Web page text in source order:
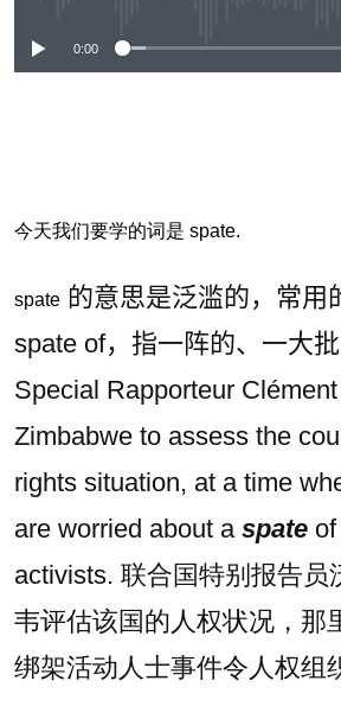
关注西藏
0:00
今天我们要学的词是 spate.
spate 的意思是泛滥的，常用
spate of，指一阵的、一大
Special Rapporteur Clément
Zimbabwe to assess the
rights situation, at a time
are worried about a spate
activists. 联合国特别报告员
韦评估该国的人权状况，那
绑架活动人士事件令人权组